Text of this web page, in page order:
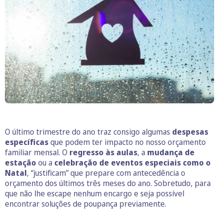
O último trimestre do ano traz consigo algumas despesas
específicasque podem ter impacto no nosso orçamento
familiar mensal. O regresso às aulas, a mudança de
estação ou a celebração de eventos especiais como o
Natal, “justificam” que prepare com antecedência o
orçamento dos últimos três meses do ano. Sobretudo, para
que não lhe escape nenhum encargo e seja possível
encontrar soluções de poupança previamente.